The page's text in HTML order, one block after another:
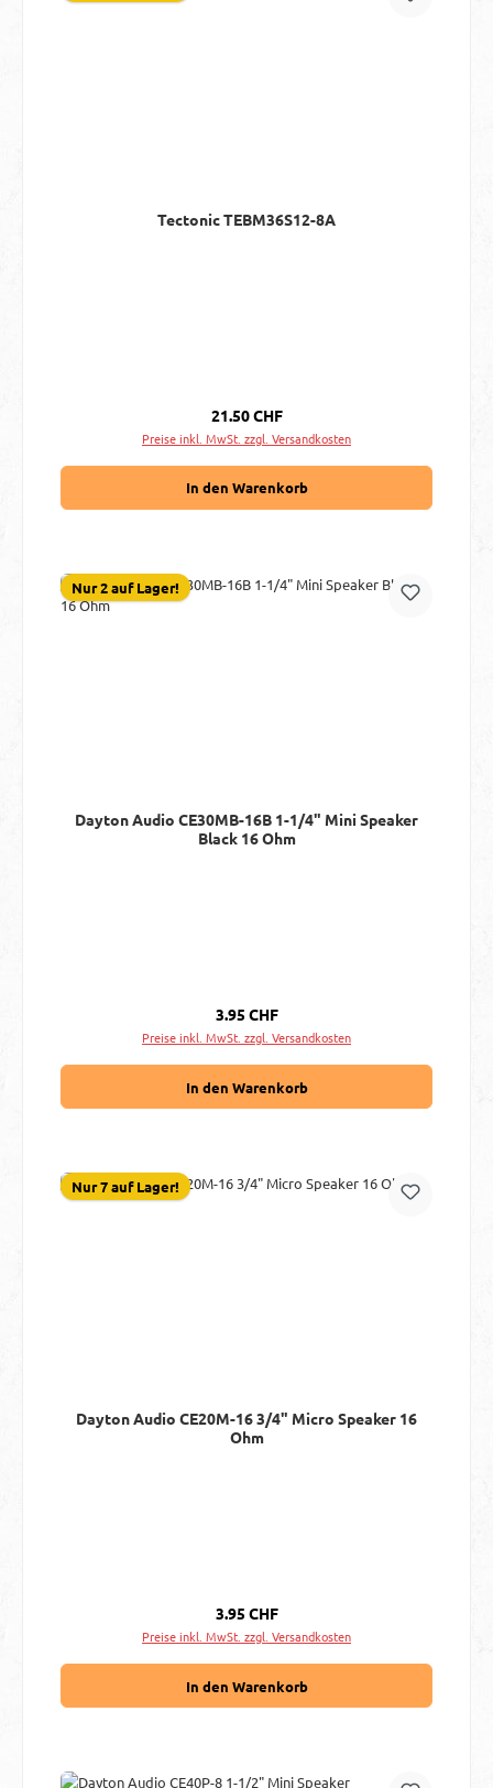
Tectonic TEBM36S12-8A
Regulärer Preis:
21.50 CHF
Preise inkl. MwSt. zzgl. Versandkosten
In den Warenkorb
Nur 2 auf Lager!
Dayton Audio CE30MB-16B 1-1/4" Mini Speaker
Black 16 Ohm
Regulärer Preis:
3.95 CHF
Preise inkl. MwSt. zzgl. Versandkosten
In den Warenkorb
Nur 7 auf Lager!
Dayton Audio CE20M-16 3/4" Micro Speaker 16
Ohm
Regulärer Preis:
3.95 CHF
Preise inkl. MwSt. zzgl. Versandkosten
In den Warenkorb